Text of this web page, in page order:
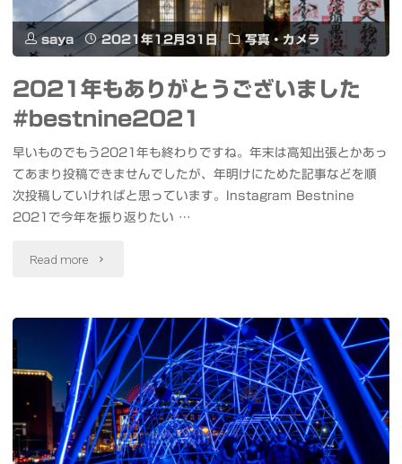
saya 2021年12月31日 写真・カメラ
2021年もありがとうございました
#bestnine2021
早いものでもう2021年も終わりですね。年末は高知出張とかあっ
てあまり投稿できませんでしたが、年明けにためた記事などを順
次投稿していければと思っています。Instagram Bestnine
2021で今年を振り返りたい …
Read more "2021
も
あ
り
が